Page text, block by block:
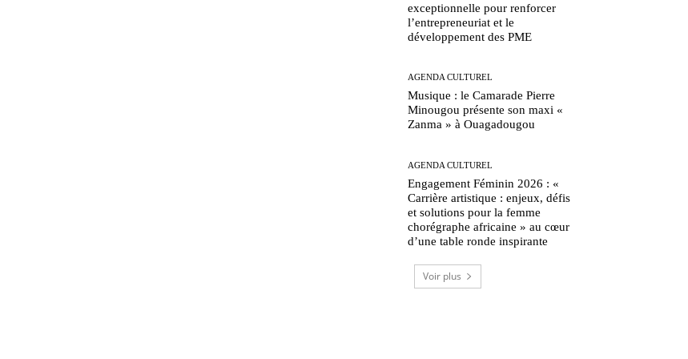
exceptionnelle pour renforcer
l’entrepreneuriat et le
développement des PME
AGENDA CULTUREL
Musique : le Camarade Pierre
Minougou présente son maxi «
Zanma » à Ouagadougou
AGENDA CULTUREL
Engagement Féminin 2026 : «
Carrière artistique : enjeux, défis
et solutions pour la femme
chorégraphe africaine » au cœur
d’une table ronde inspirante
Voir plus